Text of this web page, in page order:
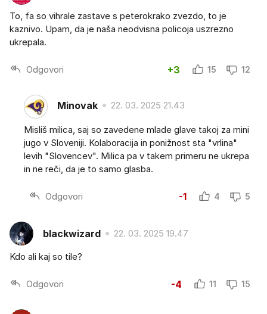
To, fa so vihrale zastave s peterokrako zvezdo, to je
kaznivo. Upam, da je naša neodvisna policoja uszrezno
ukrepala.
Odgovori +3 15 12
Minovak 22. 03. 2025 21.43
Misliš milica, saj so zavedene mlade glave takoj za mini
jugo v Sloveniji. Kolaboracija in ponižnost sta "vrlina"
levih "Slovencev". Milica pa v takem primeru ne ukrepa
in ne reči, da je to samo glasba.
Odgovori -1 4 5
blackwizard 22. 03. 2025 19.47
Kdo ali kaj so tile?
Odgovori -4 11 15